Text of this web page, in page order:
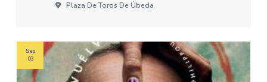
Plaza De Toros De Úbeda
Sep
03